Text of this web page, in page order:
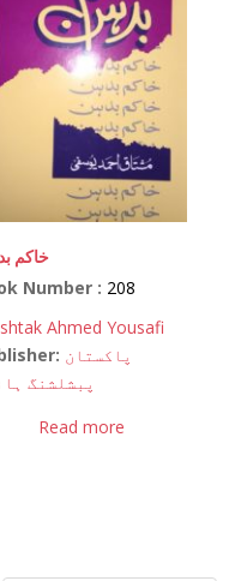
خاکم
Number : 208
Ahmed Yousafi
پاکستان
پبشلشنگ
Read more